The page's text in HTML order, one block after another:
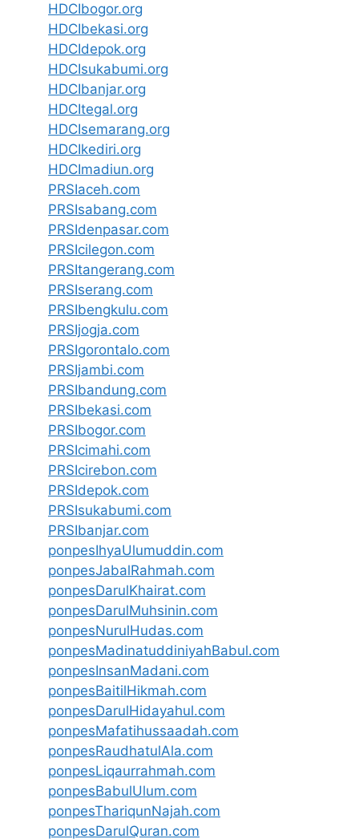
HDCIbogor.org
HDCIbekasi.org
HDCIdepok.org
HDCIsukabumi.org
HDCIbanjar.org
HDCItegal.org
HDCIsemarang.org
HDCIkediri.org
HDCImadiun.org
PRSIaceh.com
PRSIsabang.com
PRSIdenpasar.com
PRSIcilegon.com
PRSItangerang.com
PRSIserang.com
PRSIbengkulu.com
PRSIjogja.com
PRSIgorontalo.com
PRSIjambi.com
PRSIbandung.com
PRSIbekasi.com
PRSIbogor.com
PRSIcimahi.com
PRSIcirebon.com
PRSIdepok.com
PRSIsukabumi.com
PRSIbanjar.com
ponpesIhyaUlumuddin.com
ponpesJabalRahmah.com
ponpesDarulKhairat.com
ponpesDarulMuhsinin.com
ponpesNurulHudas.com
ponpesMadinatuddiniyahBabul.com
ponpesInsanMadani.com
ponpesBaitilHikmah.com
ponpesDarulHidayahul.com
ponpesMafatihussaadah.com
ponpesRaudhatulAla.com
ponpesLiqaurrahmah.com
ponpesBabulUlum.com
ponpesThariqunNajah.com
ponpesDarulQuran.com